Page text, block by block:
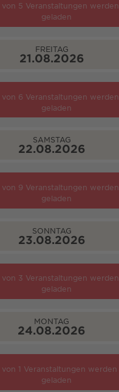
von 5 Veranstaltungen werden
geladen
FREITAG
21.08.2026
von 6 Veranstaltungen werden
geladen
SAMSTAG
22.08.2026
von 9 Veranstaltungen werden
geladen
SONNTAG
23.08.2026
von 3 Veranstaltungen werden
geladen
MONTAG
24.08.2026
von 1 Veranstaltungen werden
geladen